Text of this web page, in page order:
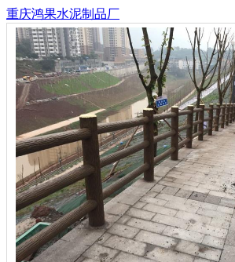
重庆鸿果水泥制品厂